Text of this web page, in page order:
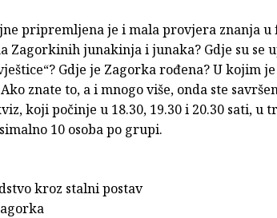
pripremljena je i mala provjera znanja
Zagorkinih junakinja i junaka? Gdje su se
Gdje je Zagorka rođena? U kojim
znate to, a i mnogo više, onda ste
koji počinje u 18.30, 19.30 i 20.30 sati, u
10 osoba po grupi.
kroz stalni postav